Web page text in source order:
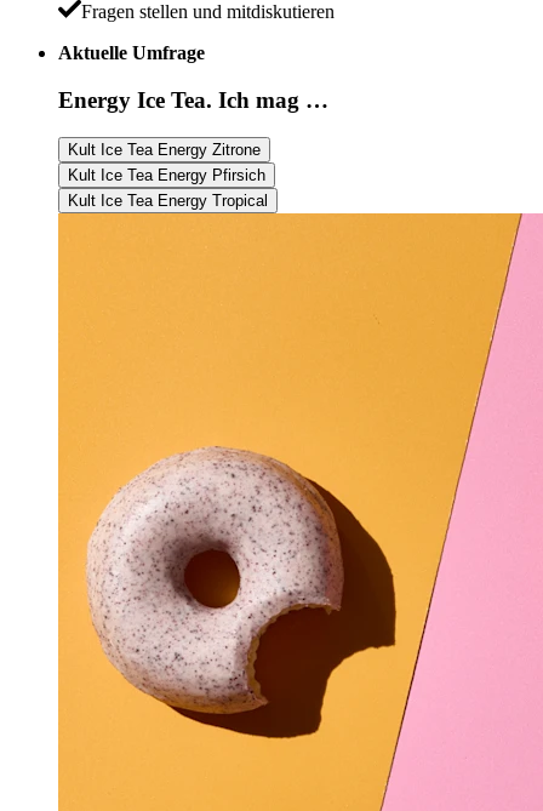
Fragen stellen und mitdiskutieren
Aktuelle Umfrage
Energy Ice Tea. Ich mag …
Kult Ice Tea Energy Zitrone
Kult Ice Tea Energy Pfirsich
Kult Ice Tea Energy Tropical